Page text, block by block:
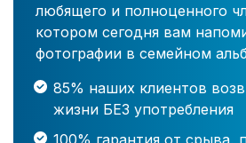
любящего и полноценного
котором сегодня вам
фотографии в семейном
85% наших клиентов
жизни БЕЗ употребления